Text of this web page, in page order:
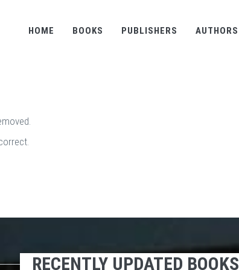
HOME BOOKS PUBLISHERS AUTHORS
RECENTLY UPDATED BOOKS